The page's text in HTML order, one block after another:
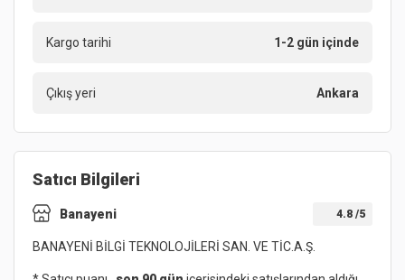
Kargo tarihi 1-2 gün içinde
Çıkış yeri Ankara
Satıcı Bilgileri
Banayeni 4.8 /5
BANAYENİ BİLGİ TEKNOLOJİLERİ SAN. VE TİC.A.Ş.